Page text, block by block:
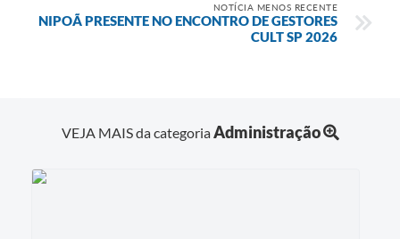
NOTÍCIA MENOS RECENTE
NIPOÃ PRESENTE NO ENCONTRO DE GESTORES
CULT SP 2026
VEJA MAIS da categoriaAdministração